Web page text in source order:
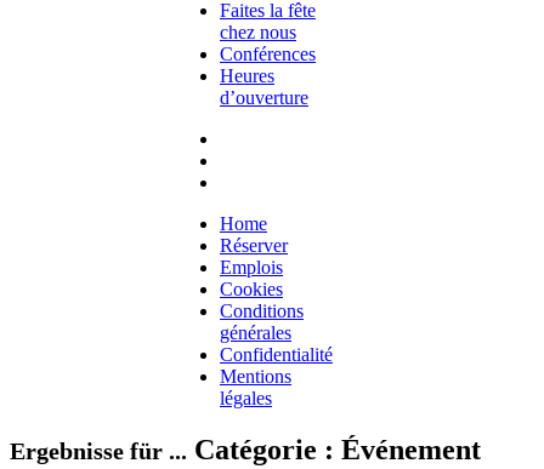
Faites la fête
chez nous
Conférences
Heures
d’ouverture
Home
Réserver
Emplois
Cookies
Conditions
générales
Confidentialité
Mentions
légales
Ergebnisse für ... Catégorie : Événement